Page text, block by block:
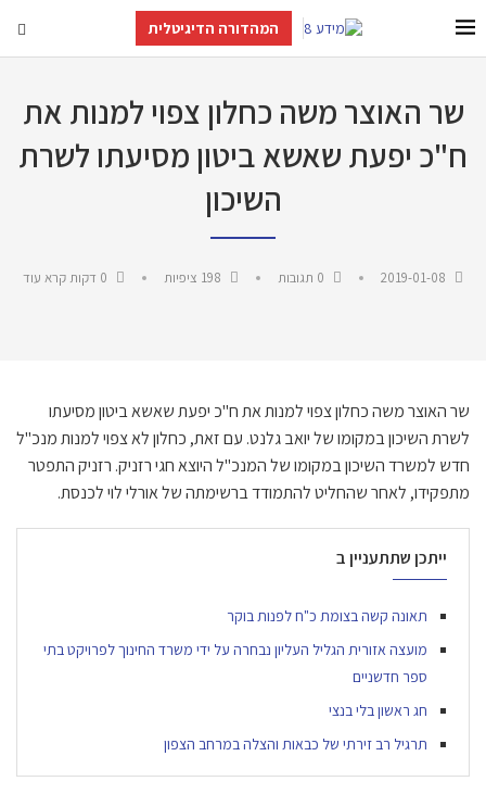
המהדורה הדיגיטלית
שר האוצר משה כחלון צפוי למנות את
ח"כ יפעת שאשא ביטון מסיעתו לשרת
השיכון
2019-01-08
198 ציפיות
שר האוצר משה כחלון צפוי למנות את ח"כ יפעת שאשא ביטון מסיעתו
לשרת השיכון במקומו של יואב גלנט. עם זאת, כחלון לא צפוי למנות מנכ"ל
חדש למשרד השיכון במקומו של המנכ"ל היוצא חגי רזניק. רזניק התפטר
מתפקידו, לאחר שהחליט להתמודד ברשימתה של אורלי לוי לכנסת.
ייתכן שתתעניין ב
תאונה קשה בצומת כ"ח לפנות בוקר
מועצה אזורית הגליל העליון נבחרה על ידי משרד החינוך לפרויקט בתי
ספר חדשניים
חג ראשון בלי בנצי
תרגיל רב זירתי של כבאות והצלה במרחב הצפון